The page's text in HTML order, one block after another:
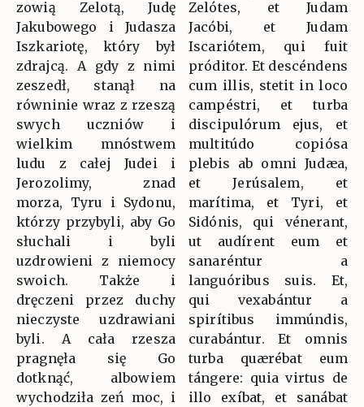
zowią Zelotą, Judę
Jakubowego i Judasza
Iszkariotę, który był
zdrajcą. A gdy z nimi
zeszedł, stanął na
równinie wraz z rzeszą
swych uczniów i
wielkim mnóstwem
ludu z całej Judei i
Jerozolimy, znad
morza, Tyru i Sydonu,
którzy przybyli, aby Go
słuchali i byli
uzdrowieni z niemocy
swoich. Także i
dręczeni przez duchy
nieczyste uzdrawiani
byli. A cała rzesza
pragnęła się Go
dotknąć, albowiem
wychodziła zeń moc, i
Zelótes, et Judam
Jacóbi, et Judam
Iscariótem, qui fuit
próditor. Et descéndens
cum illis, stetit in loco
campéstri, et turba
discipulórum ejus, et
multitúdo copiósa
plebis ab omni Judæa,
et Jerúsalem, et
marítima, et Tyri, et
Sidónis, qui vénerant,
ut audírent eum et
sanaréntur a
languóribus suis. Et,
qui vexabántur a
spirítibus immúndis,
curabántur. Et omnis
turba quærébat eum
tángere: quia virtus de
illo exíbat, et sanábat